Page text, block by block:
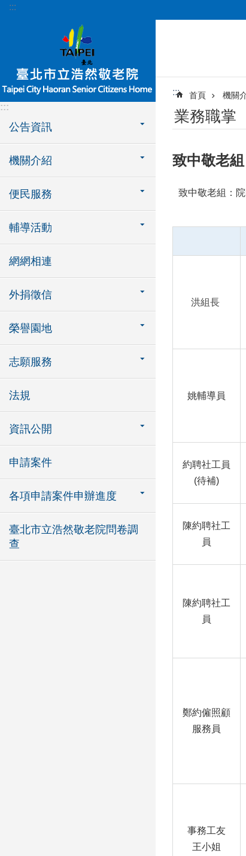
跳到主要內容區塊
:::
:::
公告資訊
機關介紹
便民服務
輔導活動
網網相連
外捐徵信
榮譽園地
志願服務
法規
資訊公開
申請案件
各項申請案件申辦進度
臺北市立浩然敬老院問卷調
查
::: 首頁 機關
業務職掌
致中敬老組
致中敬老組：
洪組長
姚輔導員
約聘社工員
(待補)
陳約聘社工
員
陳約聘社工
員
鄭約僱照顧
服務員
事務工友
王小姐